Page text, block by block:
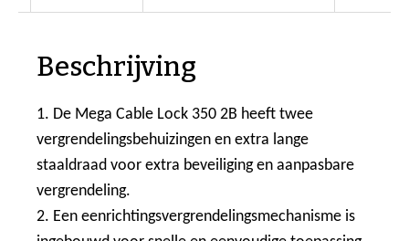
Beschrijving
1. De Mega Cable Lock 350 2B heeft twee
vergrendelingsbehuizingen en extra lange
staaldraad voor extra beveiliging en aanpasbare
vergrendeling.
2. Een eenrichtingsvergrendelingsmechanisme is